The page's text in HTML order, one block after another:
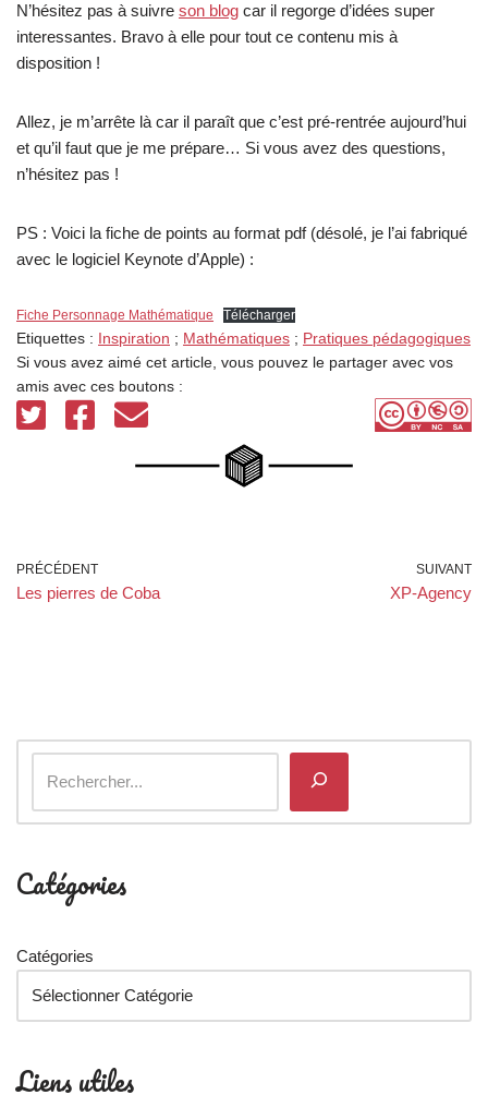
N’hésitez pas à suivre son blog car il regorge d’idées super
interessantes. Bravo à elle pour tout ce contenu mis à
disposition !
Allez, je m’arrête là car il paraît que c’est pré-rentrée aujourd’hui
et qu’il faut que je me prépare… Si vous avez des questions,
n’hésitez pas !
PS : Voici la fiche de points au format pdf (désolé, je l’ai fabriqué
avec le logiciel Keynote d’Apple) :
Fiche Personnage Mathématique Télécharger
Etiquettes : Inspiration ; Mathématiques ; Pratiques pédagogiques
Si vous avez aimé cet article, vous pouvez le partager avec vos
amis avec ces boutons :
PRÉCÉDENT
Les pierres de Coba
SUIVANT
XP-Agency
Catégories
Catégories
Liens utiles